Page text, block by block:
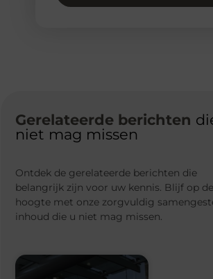
Gerelateerde berichten
niet mag missen
Ontdek de gerelateerde berichten die
belangrijk zijn voor uw kennis. Blijf op de
hoogte met onze zorgvuldig
inhoud die u niet mag missen.